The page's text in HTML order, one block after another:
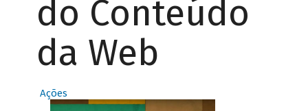
do Conteúdo
da Web
Ações